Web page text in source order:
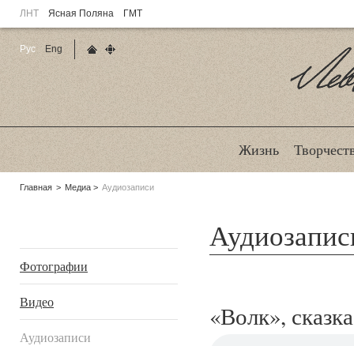
ЛНТ Ясная Поляна ГМТ
Жизнь
Родительские
Главная Медиа Аудиозаписи
Фотографии
Видео
Аудиозаписи
«Волк», сказка
Рус
Eng